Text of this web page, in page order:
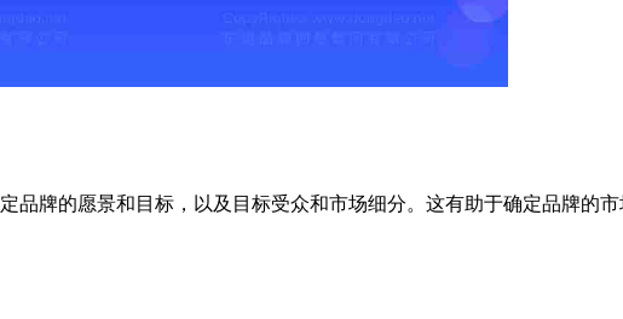
牌的愿景和目标，以及目标受众和市场细分。这有助于确定品牌的